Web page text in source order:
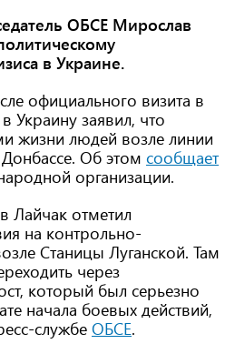
ОБСЕ Мирослав
в Украине.
официального визита в
Украину заявил, что
жизни людей возле линии
Об этом сообщает
организации.
Лайчак отметил
на контрольно-
Станицы Луганской. Там
через
который был серьезно
начала боевых действий,
службе ОБСЕ.